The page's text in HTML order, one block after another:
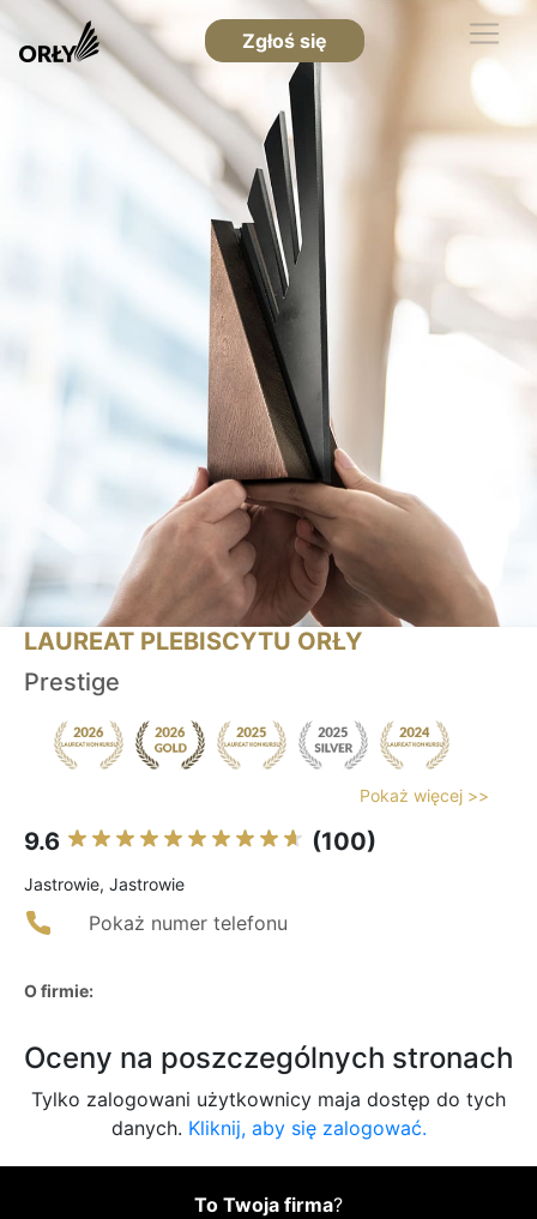
Zgłoś się
LAUREAT PLEBISCYTU ORŁY
Prestige
Pokaż więcej >>
9.6 (100)
Jastrowie, Jastrowie
Pokaż numer telefonu
O firmie:
Oceny na poszczególnych stronach
Tylko zalogowani użytkownicy maja dostęp do tych
danych. Kliknij, aby się zalogować.
To Twoja firma?